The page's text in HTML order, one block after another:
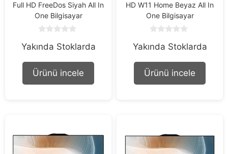
Full HD FreeDos Siyah All In
One Bilgisayar
o
t
f
Yakında Stoklarda
Ürünü incele
HD W11 Home Beyaz All In
One Bilgisayar
o
t
f
Yakında Stoklarda
Ürünü incele